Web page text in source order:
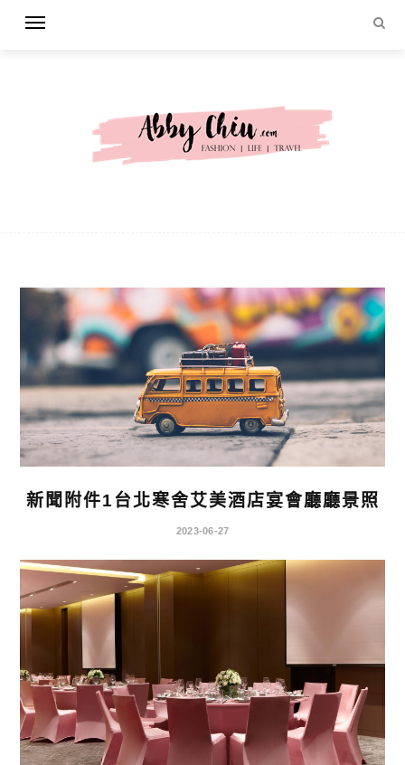
新聞附件1台北寒舍艾美酒店宴會廳廳景照
2023-06-27